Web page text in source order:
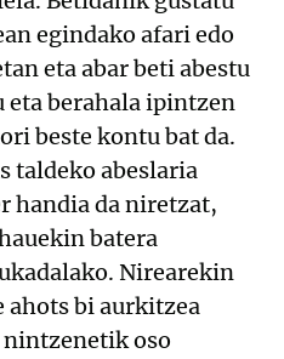
egindako afari edo
eta abar beti abestu
eta berahala ipintzen
beste kontu bat da.
taldeko abeslaria
handia da niretzat,
batera
Nirearekin
ahots bi aurkitzea
nintzenetik oso